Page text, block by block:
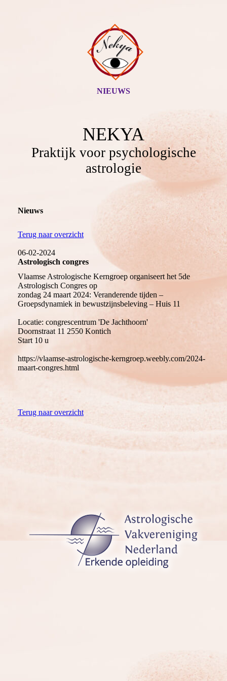
NIEUWS
NEKYA
Praktijk voor psychologische
astrologie
Nieuws
Terug naar overzicht
06-02-2024
Astrologisch congres
Vlaamse Astrologische Kerngroep organiseert het 5de
Astrologisch Congres op
zondag 24 maart 2024: Veranderende tijden –
Groepsdynamiek in bewustzijnsbeleving – Huis 11
Locatie: congrescentrum 'De Jachthoorn'
Doornstraat 11 2550 Kontich
Start 10 u
https://vlaamse-astrologische-kerngroep.weebly.com/2024-
maart-congres.html
Terug naar overzicht